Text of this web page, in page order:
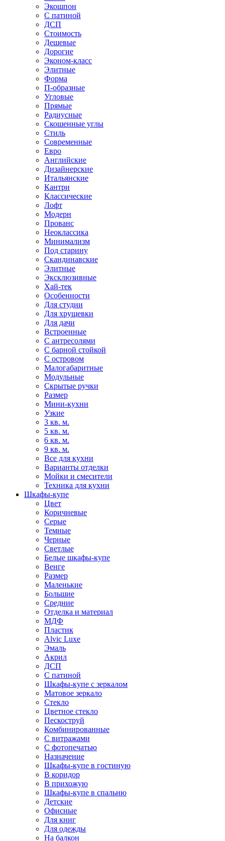
Экошпон
С патиной
ДСП
Стоимость
Дешевые
Дорогие
Эконом-класс
Элитные
Форма
П-образные
Угловые
Прямые
Радиусные
Скошенные углы
Стиль
Современные
Евро
Английские
Дизайнерские
Итальянские
Кантри
Классические
Лофт
Модерн
Прованс
Неоклассика
Минимализм
Под старину
Скандинавские
Элитные
Эксклюзивные
Хай-тек
Особенности
Для студии
Для хрущевки
Для дачи
Встроенные
С антресолями
С барной стойкой
С островом
Малогабаритные
Модульные
Скрытые ручки
Размер
Мини-кухни
Узкие
3 кв. м.
5 кв. м.
6 кв. м.
9 кв. м.
Все для кухни
Варианты отделки
Мойки и смесители
Техника для кухни
Шкафы-купе
Цвет
Коричневые
Серые
Темные
Черные
Светлые
Белые шкафы-купе
Венге
Размер
Маленькие
Большие
Средние
Отделка и материал
МДФ
Пластик
Alvic Luxe
Эмаль
Акрил
ДСП
С патиной
Шкафы-купе с зеркалом
Матовое зеркало
Стекло
Цветное стекло
Пескоструй
Комбинированные
С витражами
С фотопечатью
Назначение
Шкафы-купе в гостиную
В коридор
В прихожую
Шкафы-купе в спальню
Детские
Офисные
Для книг
Для одежды
На балкон